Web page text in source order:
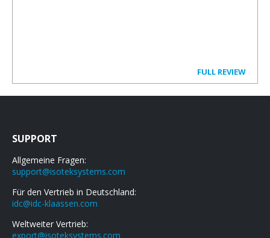
FULL REVIEW
SUPPORT
Allgemeine Fragen:
support@isoteksystems.com
Für den Vertrieb in Deutschland:
idc@idc-klaassen.com
Weltweiter Vertrieb:
export@isoteksystems.com